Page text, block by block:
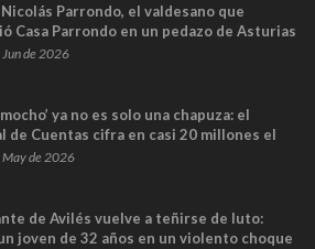
Parrondo, el valdesano que
Casa Parrondo en un pedazo de Asturias
de 2026
ya no es solo una chapuza: el
de Cuentas cifra en casi 20 millones el
de los trenes que no cabían por los
May de 2026
de Avilés vuelve a teñirse de luto:
joven de 32 años en un violento choque